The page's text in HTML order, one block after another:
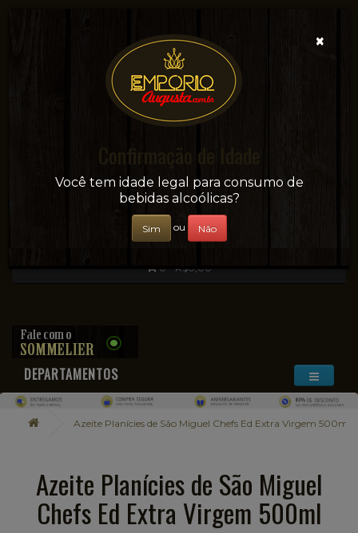
Sua conveniência e adega on-line!
0 - R$0,00
DEPARTAMENTOS
Azeite Planícies de São Miguel Chefs Ed Extra Virgem 500ml
Azeite Planícies de São Miguel
Chefs Ed Extra Virgem 500ml
×
Confirmação de Idade
Você tem idade legal para consumo de
bebidas alcoólicas?
Sim ou Não